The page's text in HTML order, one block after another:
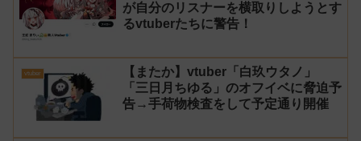
が自分のリスナーを横取りしようとす
るvtuberたちに警告！
vtuber
【またか】vtuber「白玖ウタノ」
「三日月ちゆる」のオフイベに脅迫予
告→手荷物検査をして予定通り開催